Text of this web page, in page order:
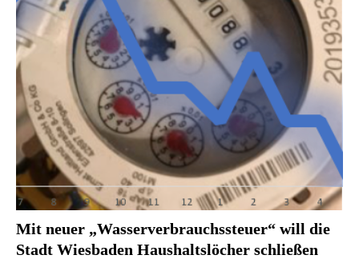
Mit neuer „Wasserverbrauchssteuer“ will die
Stadt Wiesbaden Haushaltslöcher schließen